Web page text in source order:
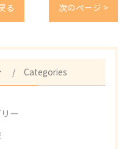
る 次のページ >
Categories
ー